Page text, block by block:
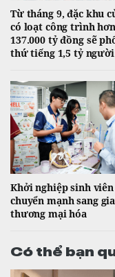
Từ tháng 9, đặc khu
có loạt công trình hơn
137.000 tỷ đồng sẽ
thứ tiếng 1,5 tỷ
Khởi nghiệp sinh viên
chuyển mạnh sang
thương mại hóa
Có thể bạn